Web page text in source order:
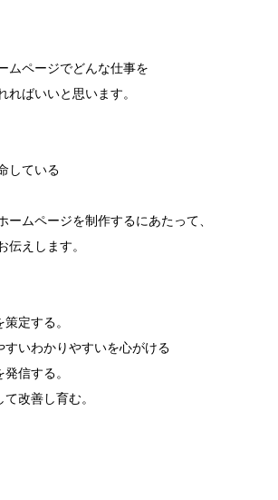
ムページでどんな仕事を
ればいいと思います。
している
ームページを制作するにあたって、
伝えします。
定する。
すいわかりやすいを心がける
信する。
改善し育む。